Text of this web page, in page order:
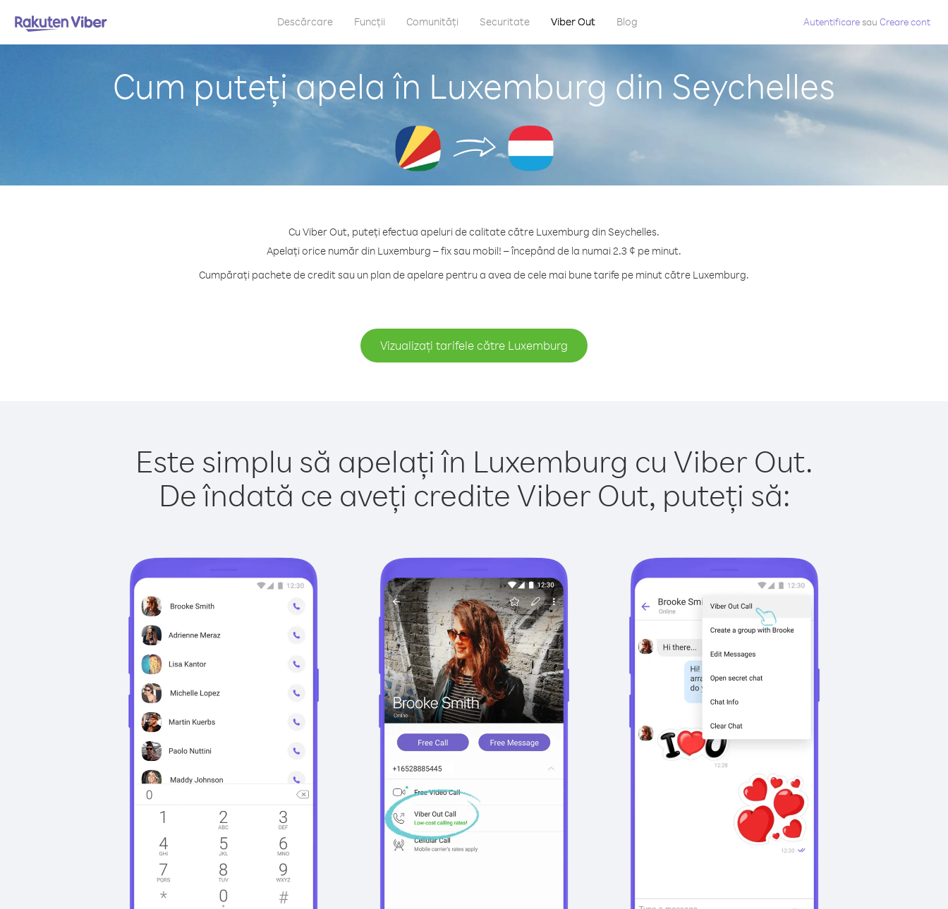
Descărcare Funcții Comunități Securitate Viber Out Blog Autentificaresau Creare cont
Cum puteți apela în Luxemburg din Seychelles
Cu Viber Out, puteți efectua apeluri de calitate către Luxemburg din Seychelles.
Apelați orice număr din Luxemburg – fix sau mobil! – începând de la numai 2.3 ¢ pe minut.
Cumpărați pachete de credit sau un plan de apelare pentru a avea de cele mai bune tarife pe minut către Luxemburg.
Vizualizați tarifele către Luxemburg
Este simplu să apelați în Luxemburg cu Viber Out.
De îndată ce aveți credite Viber Out, puteți să: